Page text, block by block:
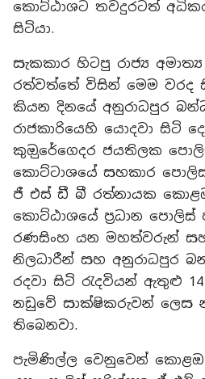
කොට්ඨාශට තවදුරටත්
සිටියා.
සැකකාර හිටපු රාජ්‍ය
රත්වත්තේ විසින් මෙම වරද
කියන දිනයේ අනුරාධපුර
රාජකාරියෙහි යොදවා සිටි
කුඔුරේගෙදර ජයතිලක
කොට්ටාශයේ සහකාර
ජී එස් ඩී බී රත්නායක
කොට්ඨාශයේ ප්‍රධාන
රණසිංහ යන මහත්වරුන්
නිලධාරීන් සහ අනුරාධපුර
රදවා සිටි රැදවියන් ඇතුළු
නඩුවේ සාක්ෂිකරුවන් ලෙස
තිබෙනවා.
පැමිණිල්ල වෙනුවෙන් කොළඔ